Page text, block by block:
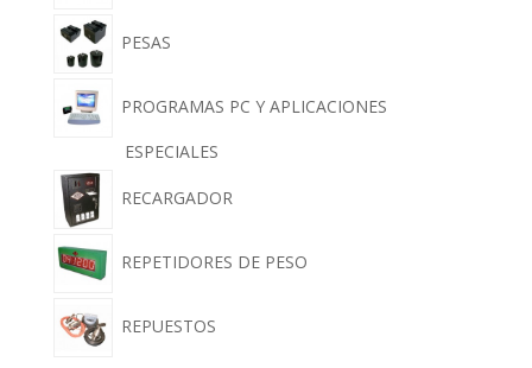
PESAS
PROGRAMAS PC Y APLICACIONES
ESPECIALES
RECARGADOR
REPETIDORES DE PESO
REPUESTOS